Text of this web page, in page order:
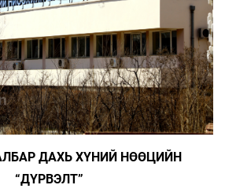
ДАХЬ ХҮНИЙ НӨӨЦИЙН
“ДҮРВЭЛТ”